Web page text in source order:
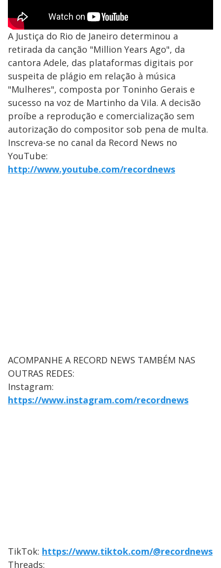
A Justiça do Rio de Janeiro determinou a
retirada da canção "Million Years Ago", da
cantora Adele, das plataformas digitais por
suspeita de plágio em relação à música
"Mulheres", composta por Toninho Gerais e
sucesso na voz de Martinho da Vila. A decisão
proíbe a reprodução e comercialização sem
autorização do compositor sob pena de multa.
Inscreva-se no canal da Record News no
YouTube:
http://www.youtube.com/recordnews
ACOMPANHE A RECORD NEWS TAMBÉM NAS
OUTRAS REDES:
Instagram:
https://www.instagram.com/recordnews
TikTok: https://www.tiktok.com/@recordnews
Threads: